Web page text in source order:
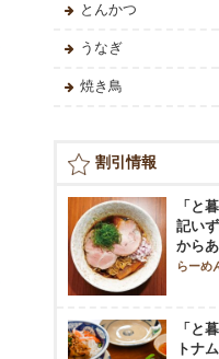
とんかつ
うなぎ
焼き鳥
割引情報
「と
記い
から
らーめ
「と
トナ